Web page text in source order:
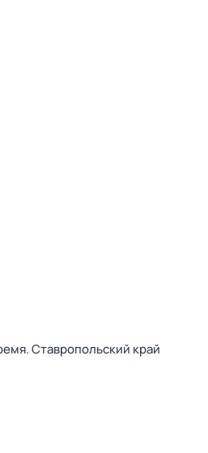
Ставропольский край